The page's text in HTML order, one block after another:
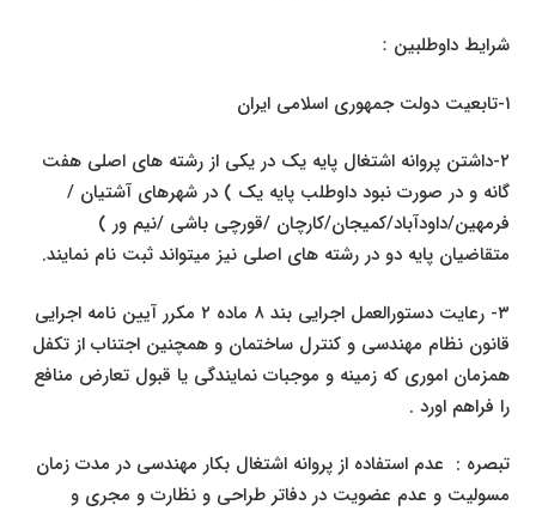
شرایط داوطلبین：
۱-تابعیت دولت جمهوری اسلامی ایران
۲-داشتن پروانه اشتغال پایه یک در یکی از رشته های اصلی هفت
گانه و در صورت نبود داوطلب پایه یک ) در شهرهای آشتیان /
فرمهین/داودآباد/کمیجان/کارچان /قورچی باشی /نیم ور )
متقاضیان پایه دو در رشته های اصلی نیز میتواند ثبت نام نمایند.
۳- رعایت دستورالعمل اجرایی بند ۸ ماده ۲ مکرر آیین نامه اجرایی
قانون نظام مهندسی و کنترل ساختمان و همچنین اجتناب از تکفل
همزمان اموری که زمینه و موجبات نمایندگی یا قبول تعارض منافع
را فراهم اورد .
تبصره : عدم استفاده از پروانه اشتغال بکار مهندسی در مدت زمان
مسولیت و عدم عضویت در دفاتر طراحی و نظارت و مجری و